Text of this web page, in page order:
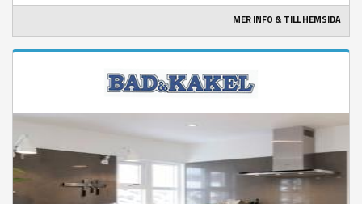
MER INFO & TILL HEMSIDA